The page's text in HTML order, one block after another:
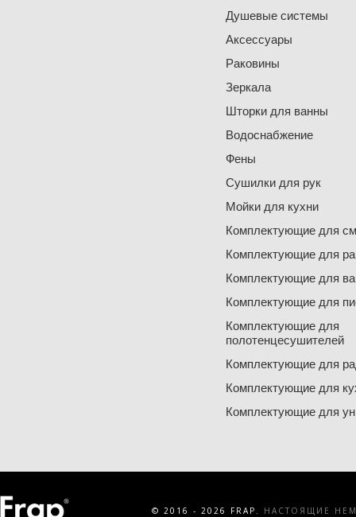
Душевые системы
Аксессуары
Раковины
Зеркала
Шторки для ванны
Водоснабжение
Фены
Сушилки для рук
Мойки для кухни
Комплектующие для
Комплектующие для
Комплектующие для
Комплектующие для
Комплектующие для
полотенцесушителей
Комплектующие для
Комплектующие для
Комплектующие для
© 2016 - 2026 FRAP.
НАСТОЯЩИЕ